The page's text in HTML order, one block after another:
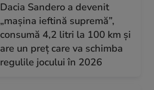
Dacia Sandero a devenit
„mașina ieftină supremă”,
consumă 4,2 litri la 100 km și
are un preț care va schimba
regulile jocului în 2026